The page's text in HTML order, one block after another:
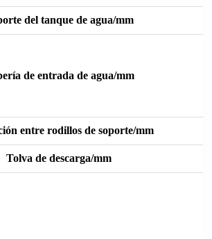
del tanque de agua/mm
de entrada de agua/mm
entre rodillos de soporte/mm
Tolva de descarga/mm